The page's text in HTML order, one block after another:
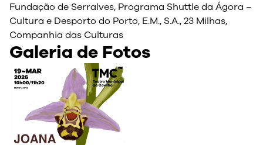
Fundação de Serralves, Programa Shuttle da Ágora –
Cultura e Desporto do Porto, E.M., S.A., 23 Milhas,
Companhia das Culturas
Galeria de Fotos